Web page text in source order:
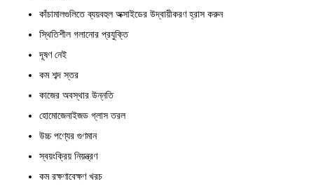
কাঁচামালগুলিতে ব্যয়বহুল অক্সাইডের উদ্বায়ীকরণ হ্রাস করুন
স্থিতিশীল গলানোর প্রযুক্তি
দূষণ নেই
কম শব্দ স্তর
কাজের অবস্থার উন্নতি
হোমোজেনাইজড গ্লাস তরল
উচ্চ পণ্যের গুণমান
স্বয়ংক্রিয় নিয়ন্ত্রণ
কম রক্ষণাবেক্ষণ খরচ